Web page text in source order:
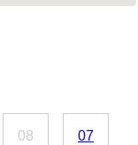
08 07